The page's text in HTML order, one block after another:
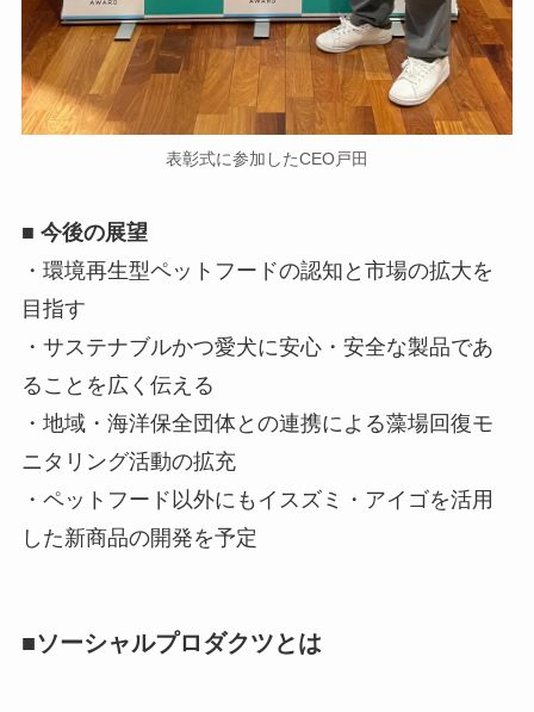
表彰式に参加したCEO戸田
■ 今後の展望
・環境再生型ペットフードの認知と市場の拡大を
目指す
・サステナブルかつ愛犬に安心・安全な製品であ
ることを広く伝える
・地域・海洋保全団体との連携による藻場回復モ
ニタリング活動の拡充
・ペットフード以外にもイスズミ・アイゴを活用
した新商品の開発を予定
■ソーシャルプロダクツとは